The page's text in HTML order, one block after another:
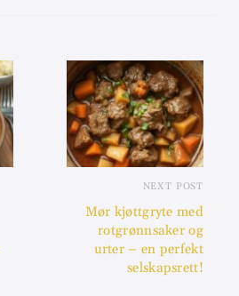
NEXT POST
Mør kjøttgryte med
rotgrønnsaker og
urter – en perfekt
selskapsrett!